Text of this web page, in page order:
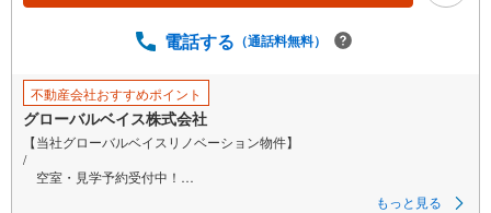
電話する （通話料無料）
不動産会社おすすめポイント
グローバルベイス株式会社
【当社グローバルベイスリノベーション物件】
/
空室・見学予約受付中！
もっと見る